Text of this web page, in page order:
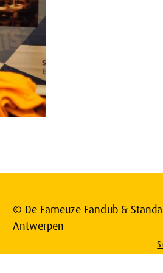
© De Fameuze Fanclub &
Antwerpen